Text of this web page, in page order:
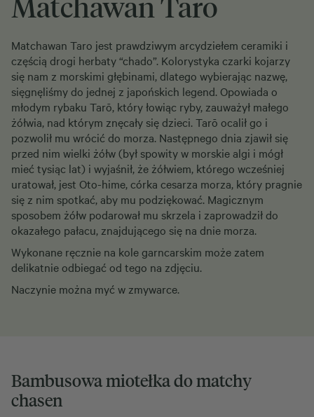
Matchawan Taro jest prawdziwym arcydziełem ceramiki i
częścią drogi herbaty “chado”. Kolorystyka czarki kojarzy
się nam z morskimi głębinami, dlatego wybierając nazwę,
sięgnęliśmy do jednej z japońskich legend. Opowiada o
młodym rybaku Tarō, który łowiąc ryby, zauważył małego
żółwia, nad którym znęcały się dzieci. Tarō ocalił go i
pozwolił mu wrócić do morza. Następnego dnia zjawił się
przed nim wielki żółw (był spowity w morskie algi i mógł
mieć tysiąc lat) i wyjaśnił, że żółwiem, którego wcześniej
uratował, jest Oto-hime, córka cesarza morza, który pragnie
się z nim spotkać, aby mu podziękować. Magicznym
sposobem żółw podarował mu skrzela i zaprowadził do
okazałego pałacu, znajdującego się na dnie morza.
Wykonane ręcznie na kole garncarskim może zatem
delikatnie odbiegać od tego na zdjęciu.
Naczynie można myć w zmywarce.
Bambusowa miotełka do matchy
chasen